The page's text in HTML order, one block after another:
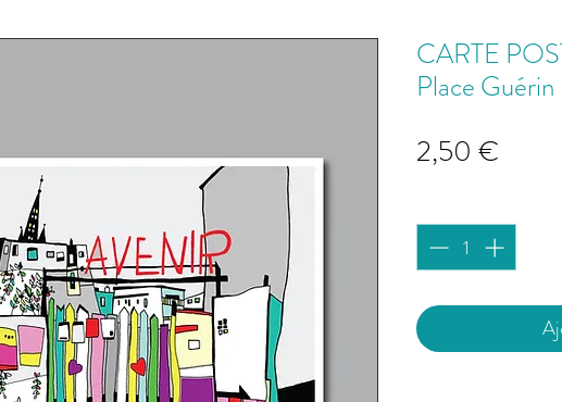
CARTE
Place
2,50 €